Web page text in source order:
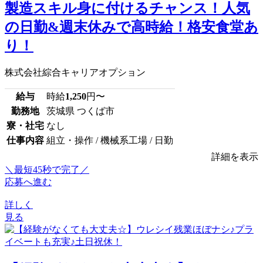
製造スキル身に付けるチャンス！人気
の日勤&週末休みで高時給！格安食堂あ
り！
株式会社綜合キャリアオプション
給与 時給1,250円〜
勤務地
茨城県 つくば市
寮・社宅 なし
仕事内容 組立・操作 / 機械系工場 / 日勤
詳細を表示
＼最短45秒で完了／
応募へ進む
詳しく
見る